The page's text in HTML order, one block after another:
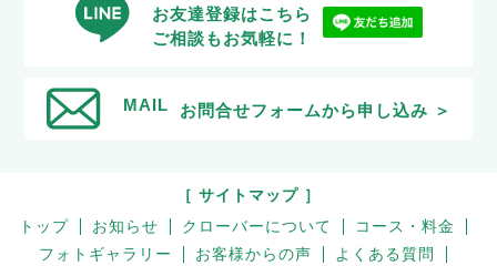
お友達登録はこちら
ご相談もお気軽に！
MAIL お問合せフォームから申し込み ＞
［ サイトマップ ］
トップ
お知らせ クローバーについて
コース・料金
フォトギャラリー
お客様からの声
よくある質問